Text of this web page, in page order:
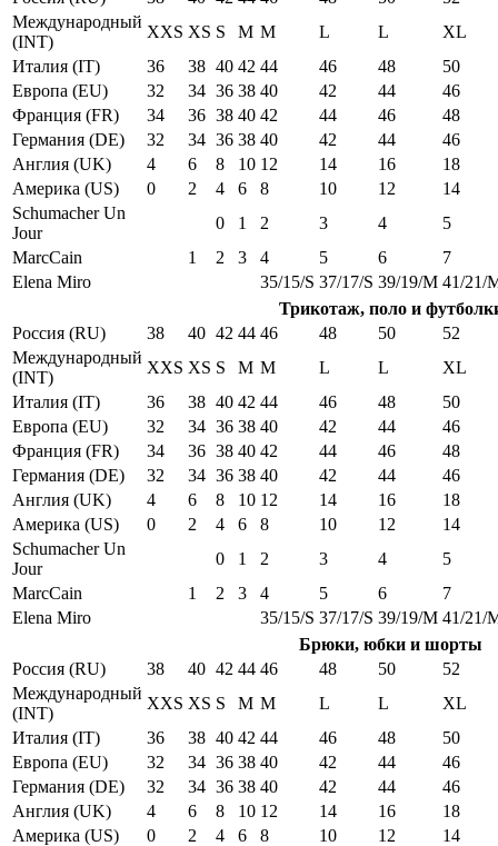
Международный
(INT)
XXS XS S M M L L
XL
Италия (IT)
36 38 40 42 44 46 48
50
Европа (EU)
32 34 36 38 40 42 44
46
Франция (FR)
34 36 38 40 42 44 46
48
Германия (DE)
32 34 36 38 40 42 44
46
Англия (UK)
4 6 8 10 12 14 16
18
Америка (US)
0 2 4 6 8 10 12
14
Schumacher Un
Jour
0 1 2 3 4
5
MarcCain
1 2 3 4 5 6
7
Elena Miro
35/15/S 37/17/S 39/19/M 41/21/
Трикотаж, поло и
Россия (RU)
38 40 42 44 46 48 50
52
Международный
(INT)
XXS XS S M M L L
XL
Италия (IT)
36 38 40 42 44 46 48
50
Европа (EU)
32 34 36 38 40 42 44
46
Франция (FR)
34 36 38 40 42 44 46
48
Германия (DE)
32 34 36 38 40 42 44
46
Англия (UK)
4 6 8 10 12 14 16
18
Америка (US)
0 2 4 6 8 10 12
14
Schumacher Un
Jour
0 1 2 3 4
5
MarcCain
1 2 3 4 5 6
7
Elena Miro
35/15/S 37/17/S 39/19/M 41/21/
Брюки, юбки и шорты
Россия (RU)
38 40 42 44 46 48 50
52
Международный
(INT)
XXS XS S M M L L
XL
Италия (IT)
36 38 40 42 44 46 48
50
Европа (EU)
32 34 36 38 40 42 44
46
Германия (DE)
32 34 36 38 40 42 44
46
Англия (UK)
4 6 8 10 12 14 16
18
Америка (US)
0 2 4 6 8 10 12
14